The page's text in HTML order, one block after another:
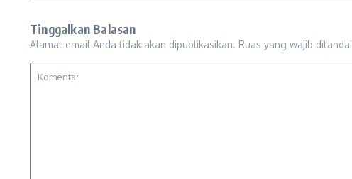
Tinggalkan Balasan
Alamat email Anda tidak akan dipublikasikan. Ruas yang wajib ditandai